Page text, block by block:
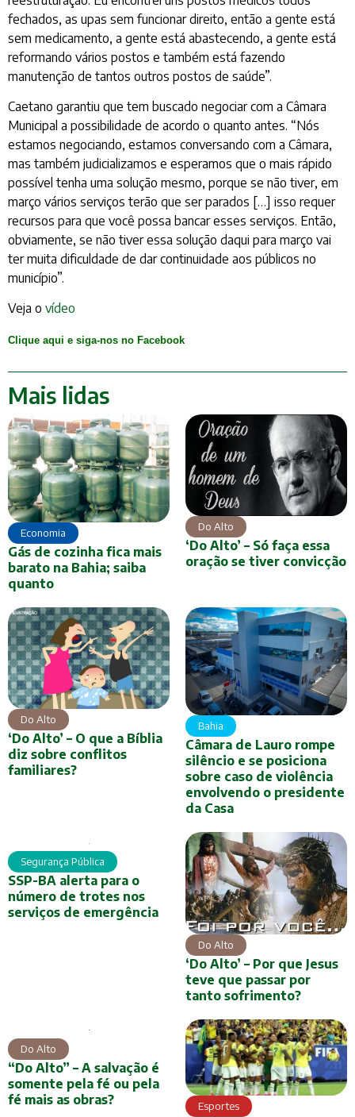
fechados, as upas sem funcionar direito, então a gente está
sem medicamento, a gente está abastecendo, a gente está
reformando vários postos e também está fazendo
manutenção de tantos outros postos de saúde”.
Caetano garantiu que tem buscado negociar com a Câmara
Municipal a possibilidade de acordo o quanto antes. “Nós
estamos negociando, estamos conversando com a Câmara,
mas também judicializamos e esperamos que o mais rápido
possível tenha uma solução mesmo, porque se não tiver, em
março vários serviços terão que ser parados […] isso requer
recursos para que você possa bancar esses serviços. Então,
obviamente, se não tiver essa solução daqui para março vai
ter muita dificuldade de dar continuidade aos públicos no
município”.
Veja o vídeo
Clique aqui e siga-nos no Facebook
Mais lidas
Economia
Gás de cozinha fica mais
barato na Bahia; saiba
quanto
Do Alto
‘Do Alto’ – Só faça essa
oração se tiver convicção
Do Alto
‘Do Alto’ – O que a Bíblia
diz sobre conflitos
familiares?
Bahia
Câmara de Lauro rompe
silêncio e se posiciona
sobre caso de violência
envolvendo o presidente
da Casa
Segurança Pública
SSP-BA alerta para o
número de trotes nos
serviços de emergência
Do Alto
‘Do Alto’ – Por que Jesus
teve que passar por
tanto sofrimento?
Do Alto
“Do Alto” – A salvação é
somente pela fé ou pela
fé mais as obras?
Esportes